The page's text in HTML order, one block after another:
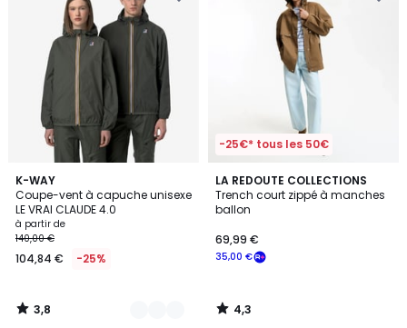
K-WAY
Coupe-vent à capuche unisexe
LE VRAI CLAUDE 4.0
à partir de
140,00 €
104,84 € -25%
3,8
/ 5
11
Couleurs
3,8
/
-25€* tous les 50€
LA REDOUTE COLLECTIONS
Trench court zippé à manches
ballon
35,00 €
69,99 €
4,3
/ 5
4,3
/